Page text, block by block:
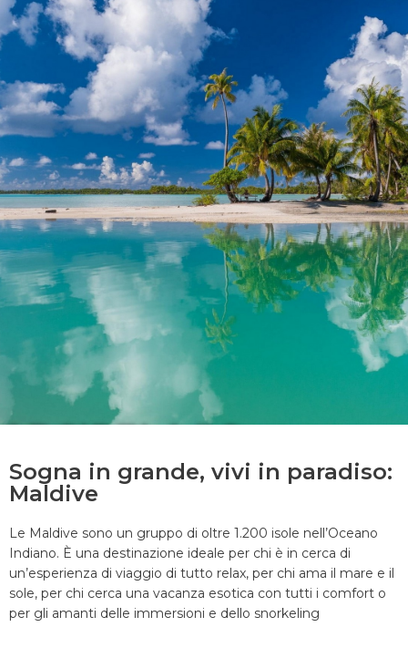
ARCIPELAGO
DELLE
MALDIVE
Sogna in grande, vivi in paradiso:
Maldive
Le Maldive sono un gruppo di oltre 1.200 isole nell’Oceano
Indiano. È una destinazione ideale per chi è in cerca di
un’esperienza di viaggio di tutto relax, per chi ama il mare e il
sole, per chi cerca una vacanza esotica con tutti i comfort o
per gli amanti delle immersioni e dello snorkeling